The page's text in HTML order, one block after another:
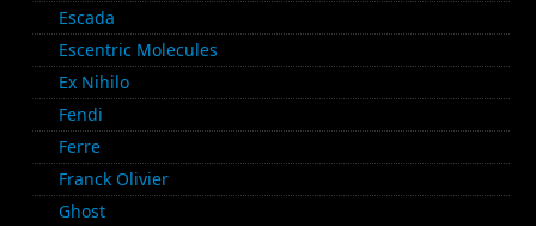
Escada
Escentric Molecules
Ex Nihilo
Fendi
Ferre
Franck Olivier
Ghost